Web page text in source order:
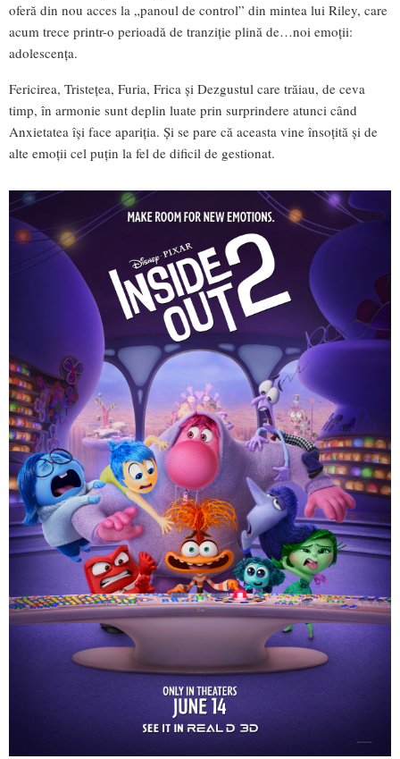
oferă din nou acces la „panoul de control” din mintea lui Riley, care
acum trece printr-o perioadă de tranziție plină de…noi emoții:
adolescența.
Fericirea, Tristețea, Furia, Frica și Dezgustul care trăiau, de ceva
timp, în armonie sunt deplin luate prin surprindere atunci când
Anxietatea își face apariția. Și se pare că aceasta vine însoțită și de
alte emoții cel puțin la fel de dificil de gestionat.